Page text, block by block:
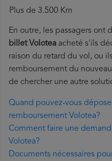
Plus de 3.500 Km
En outre, les passagers ont
billet Volotea acheté s'ils
raison du retard du vol, ou
remboursement du
de chercher une autre
Quand pouvez-vous
remboursement Volotea?
Comment faire une
Volotea?
Documents nécessaires